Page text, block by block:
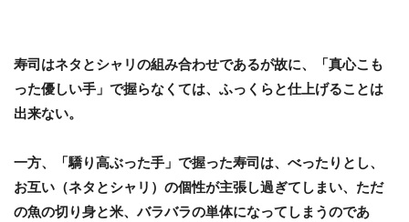
寿司はネタとシャリの組み合わせであるが故に、「真心こも
った優しい手」で握らなくては、ふっくらと仕上げることは
出来ない。
一方、「驕り高ぶった手」で握った寿司は、べったりとし、
お互い（ネタとシャリ）の個性が主張し過ぎてしまい、ただ
の魚の切り身と米、バラバラの単体になってしまうのであ